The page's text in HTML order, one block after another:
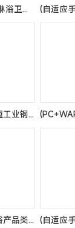
(PC+WAP)pbootcms淋浴卫浴网站模板 家居卫浴设计类网站源码
(自适应手机版)响应式重工业钢铁机械类网站pbootcms模板 html5工业设备网站源码
(自适应手机端)淋浴卫浴产品类网站pbootcms模板 家居卫浴设计网站源码